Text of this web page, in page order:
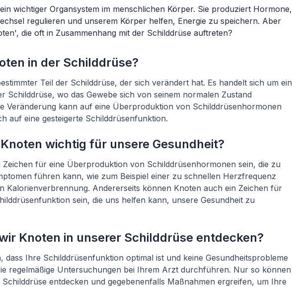
wichtiger Organsystem im menschlichen Körper. Sie produziert Hormone,
regulieren und unserem Körper helfen, Energie zu speichern. Aber
die oft in Zusammenhang mit der Schilddrüse auftreten?
in der Schilddrüse?
Teil der Schilddrüse, der sich verändert hat. Es handelt sich um ein
Schilddrüse, wo das Gewebe sich von seinem normalen Zustand
Veränderung kann auf eine Überproduktion von Schilddrüsenhormonen
auf eine gesteigerte Schilddrüsenfunktion.
wichtig für unsere Gesundheit?
für eine Überproduktion von Schilddrüsenhormonen sein, die zu
führen kann, wie zum Beispiel einer zu schnellen Herzfrequenz
Kalorienverbrennung. Andererseits können Knoten auch ein Zeichen für
sein, die uns helfen kann, unsere Gesundheit zu
Knoten in unserer Schilddrüse entdecken?
dass Ihre Schilddrüsenfunktion optimal ist und keine Gesundheitsprobleme
regelmäßige Untersuchungen bei Ihrem Arzt durchführen. Nur so können
entdecken und gegebenenfalls Maßnahmen ergreifen, um Ihre